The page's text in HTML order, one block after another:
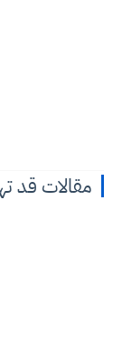
مقالات قد